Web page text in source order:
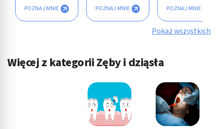
POZNAJ MNIE POZNAJ MNIE POZNAJ MNIE
Pokaż wszystkich
Więcej z kategorii Zęby i dziąsła